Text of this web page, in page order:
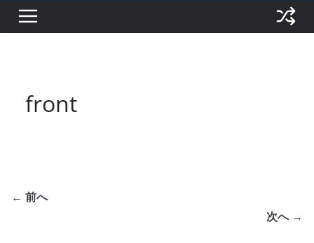
front
← 前へ
次へ →